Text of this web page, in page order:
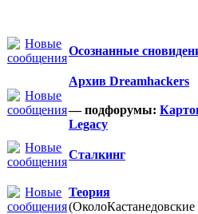
Осознанные
Архив Dreamhackers
— подфорумы:
Legacy
Сталкинг
Теория